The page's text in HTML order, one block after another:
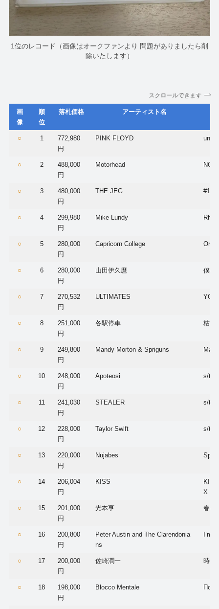
1位のレコード（画像はオークファンより 問題がありましたら削
除いたします）
スクロールできます
画
像
順
位
落札価格 アーティスト名
○ 1
772,980
円
PINK FLOYD
○ 2
488,000
円
Motorhead NO
○ 3
480,000
円
THE JEG #1
○ 4
299,980
円
Mike Lundy
○ 5
280,000
円
Capricorn College
○ 6
280,000
円
山田伊久麿 僕の
○ 7
270,532
円
ULTIMATES
○ 8
251,000
円
各駅停車 枯山
○ 9
249,800
円
Mandy Morton & Spriguns
○ 10
248,000
円
Apoteosi s/t
○ 11
241,030
円
STEALER s/t
○ 12
228,000
円
Taylor Swift s/t
○ 13
220,000
円
Nujabes
○ 14
206,004
円
KISS
X
○ 15
201,000
円
光本亨 春の
○ 16
200,800
円
Peter Austin and The Clarendonia
ns
I’m
○ 17
200,000
円
佐崎潤一 時は
○ 18
198,000
円
Blocco Mentale Ποα